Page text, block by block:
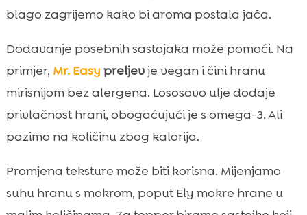
blago zagrijemo kako bi aroma postala jača.
Dodavanje posebnih sastojaka može pomoći. Na
primjer, Mr. Easy preljevje vegan i čini hranu
mirisnijom bez alergena. Lososovo ulje dodaje
privlačnost hrani, obogaćujući je s omega-3. Ali
pazimo na količinu zbog kalorija.
Promjena teksture može biti korisna. Mijenjamo
suhu hranu s mokrom, poput Ely mokre hrane u